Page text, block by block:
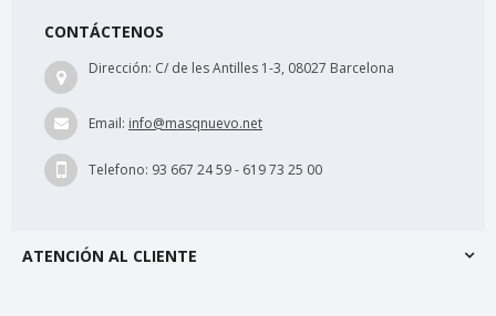
CONTÁCTENOS
Dirección: C/ de les Antilles 1-3, 08027 Barcelona
Email: info@masqnuevo.net
Telefono: 93 667 24 59 - 619 73 25 00
ATENCIÓN AL CLIENTE